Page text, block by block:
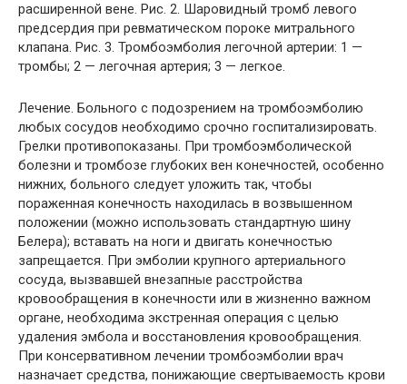
расширенной вене. Рис. 2. Шаровидный тромб левого
предсердия при ревматическом пороке митрального
клапана. Рис. 3. Тромбоэмболия легочной артерии: 1 —
тромбы; 2 — легочная артерия; 3 — легкое.
Лечение. Больного с подозрением на тромбоэмболию
любых сосудов необходимо срочно госпитализировать.
Грелки противопоказаны. При тромбоэмболической
болезни и тромбозе глубоких вен конечностей, особенно
нижних, больного следует уложить так, чтобы
пораженная конечность находилась в возвышенном
положении (можно использовать стандартную шину
Белера); вставать на ноги и двигать конечностью
запрещается. При эмболии крупного артериального
сосуда, вызвавшей внезапные расстройства
кровообращения в конечности или в жизненно важном
органе, необходима экстренная операция с целью
удаления эмбола и восстановления кровообращения.
При консервативном лечении тромбоэмболии врач
назначает средства, понижающие свертываемость крови